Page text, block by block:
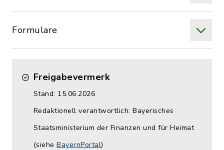
Formulare
Freigabevermerk
Stand: 15.06.2026
Redaktionell verantwortlich: Bayerisches
Staatsministerium der Finanzen und für Heimat
(siehe BayernPortal)